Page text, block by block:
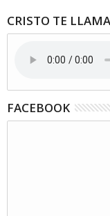
CRISTO TE
FACEBOOK